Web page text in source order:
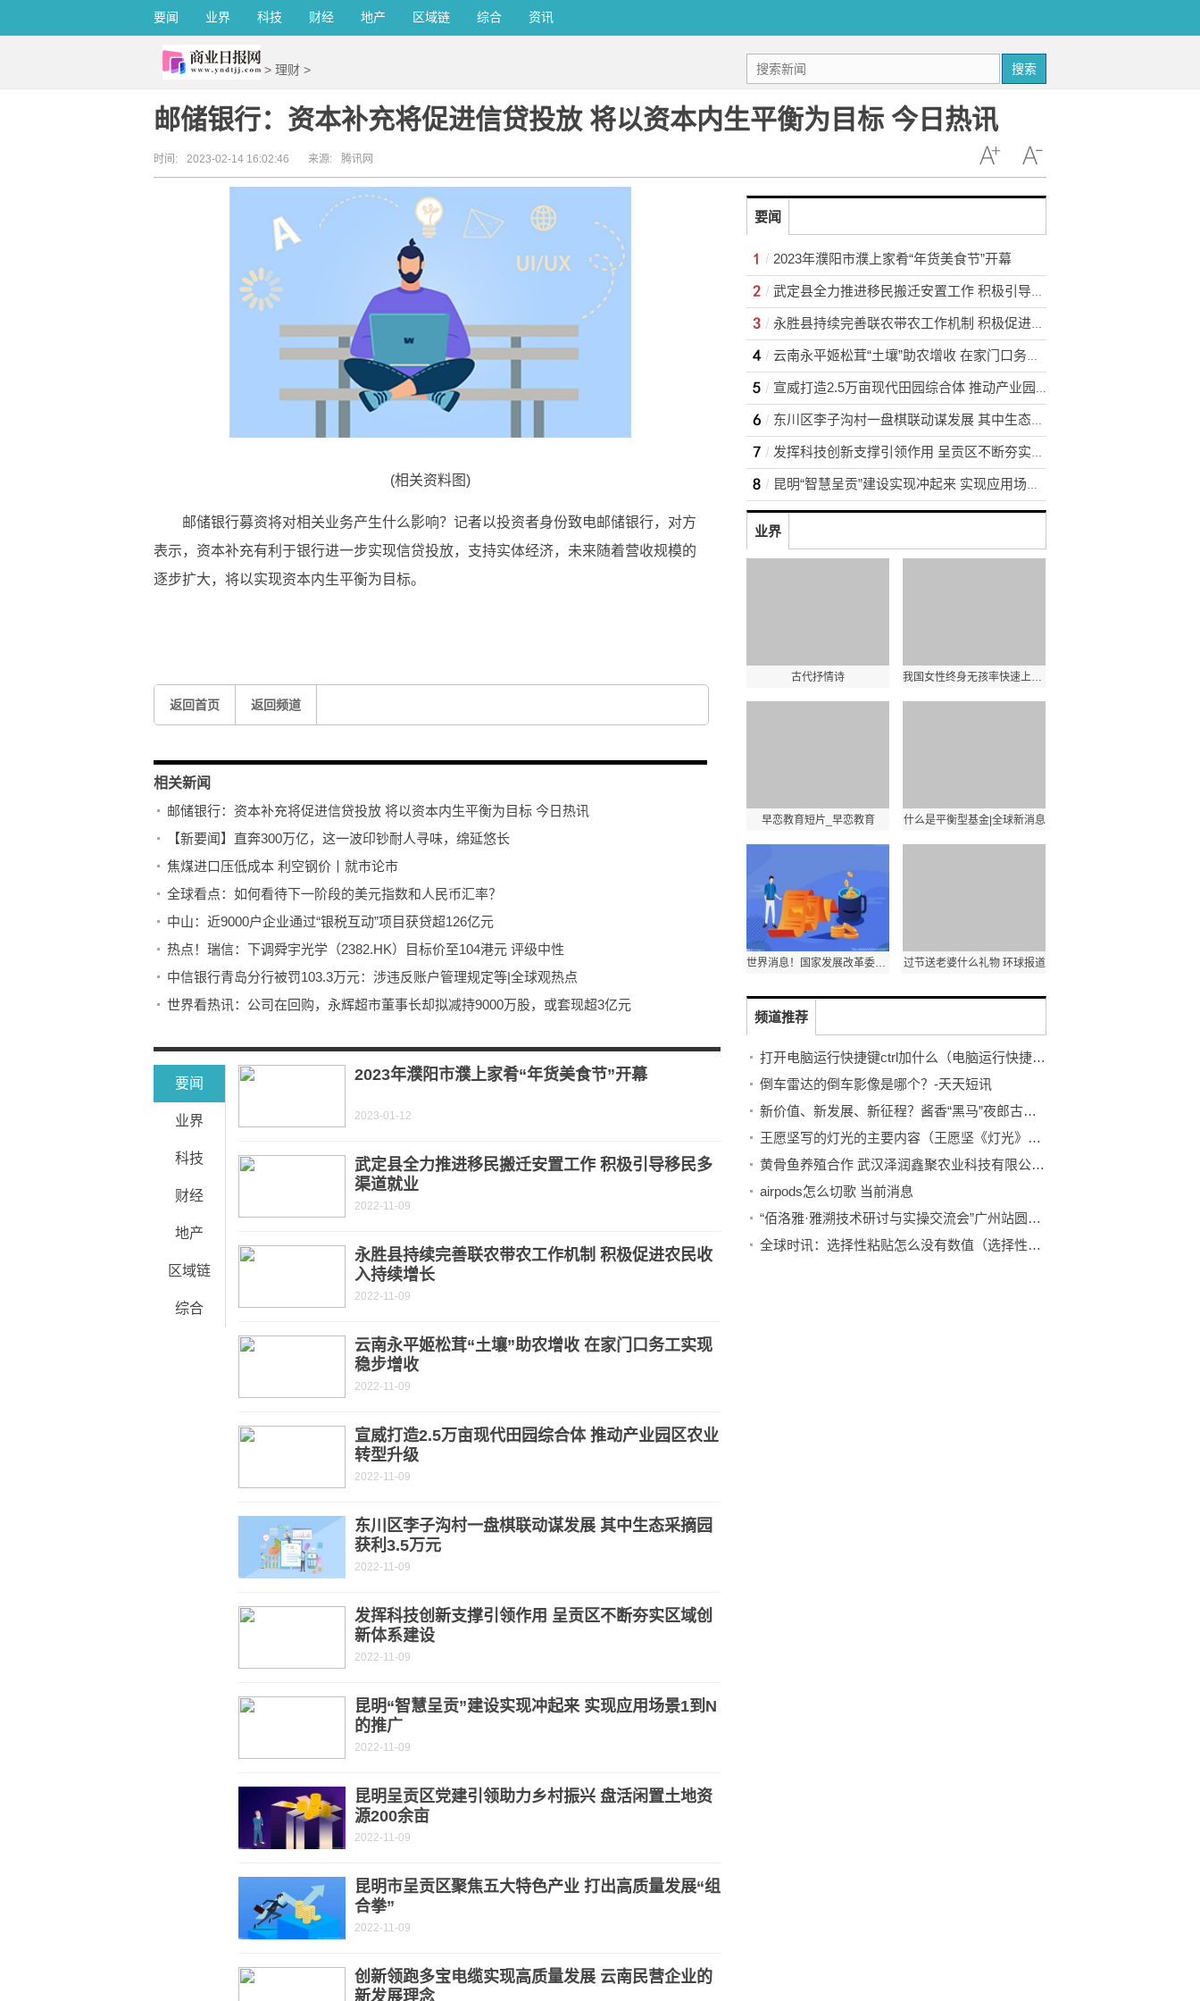
要闻 业界 科技 财经 地产 区域链 综合 资讯
> 理财 > 搜索
邮储银行：资本补充将促进信贷投放 将以资本内生平衡为目标 今日热讯
时间: 2023-02-14 16:02:46 来源: 腾讯网
(相关资料图)
邮储银行募资将对相关业务产生什么影响？记者以投资者身份致电邮储银行，对方
表示，资本补充有利于银行进一步实现信贷投放，支持实体经济，未来随着营收规模的
逐步扩大，将以实现资本内生平衡为目标。
返回首页 返回频道
相关新闻
邮储银行：资本补充将促进信贷投放 将以资本内生平衡为目标 今日热讯
【新要闻】直奔300万亿，这一波印钞耐人寻味，绵延悠长
焦煤进口压低成本 利空钢价丨就市论市
全球看点：如何看待下一阶段的美元指数和人民币汇率？
中山：近9000户企业通过“银税互动”项目获贷超126亿元
热点！瑞信：下调舜宇光学（2382.HK）目标价至104港元 评级中性
中信银行青岛分行被罚103.3万元：涉违反账户管理规定等|全球观热点
世界看热讯：公司在回购，永辉超市董事长却拟减持9000万股，或套现超3亿元
要闻
业界
科技
财经
地产
区域链
综合
2023年濮阳市濮上家肴“年货美食节”开幕
2023-01-12
武定县全力推进移民搬迁安置工作 积极引导移民多
渠道就业
2022-11-09
永胜县持续完善联农带农工作机制 积极促进农民收
入持续增长
2022-11-09
云南永平姬松茸“土壤”助农增收 在家门口务工实现
稳步增收
2022-11-09
宣威打造2.5万亩现代田园综合体 推动产业园区农业
转型升级
2022-11-09
东川区李子沟村一盘棋联动谋发展 其中生态采摘园
获利3.5万元
2022-11-09
发挥科技创新支撑引领作用 呈贡区不断夯实区域创
新体系建设
2022-11-09
昆明“智慧呈贡”建设实现冲起来 实现应用场景1到N
的推广
2022-11-09
昆明呈贡区党建引领助力乡村振兴 盘活闲置土地资
源200余亩
2022-11-09
昆明市呈贡区聚焦五大特色产业 打出高质量发展“组
合拳”
2022-11-09
创新领跑多宝电缆实现高质量发展 云南民营企业的
新发展理念
要闻
2023年濮阳市濮上家肴“年货美食节”开幕
武定县全力推进移民搬迁安置工作 积极引导移民多渠道就业
永胜县持续完善联农带农工作机制 积极促进农民收入持续增长
云南永平姬松茸“土壤”助农增收 在家门口务工实现稳步增收
宣威打造2.5万亩现代田园综合体 推动产业园区农业转型升级
东川区李子沟村一盘棋联动谋发展 其中生态采摘园获利3.5万元
发挥科技创新支撑引领作用 呈贡区不断夯实区域创新体系建设
昆明“智慧呈贡”建设实现冲起来 实现应用场景1到N的推广
业界
古代抒情诗 我国女性终身无孩率快速上升 2020年接近10%
早恋教育短片_早恋教育 什么是平衡型基金|全球新消息
世界消息！国家发展改革委：做好推进有效投资重要项目中废旧设备规范回收利用工作 过节送老婆什么礼物 环球报道
频道推荐
打开电脑运行快捷键ctrl加什么（电脑运行快捷键ctrl加什么）|当前速讯
倒车雷达的倒车影像是哪个？-天天短讯
新价值、新发展、新征程？酱香“黑马”夜郎古酒又有新动作
王愿坚写的灯光的主要内容（王愿坚《灯光》主要内容） 天天看热讯
黄骨鱼养殖合作 武汉泽润鑫聚农业科技有限公司全程指导帮扶
airpods怎么切歌 当前消息
“佰洛雅·雅溯技术研讨与实操交流会”广州站圆满落幕 与广州美莱、紫馨共创水光新时代
全球时讯：选择性粘贴怎么没有数值（选择性粘贴怎么不能用）